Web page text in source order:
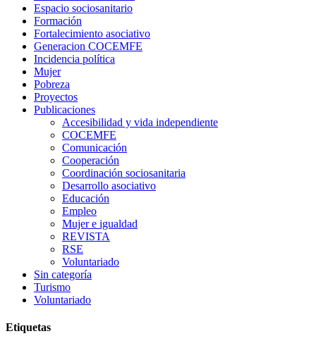
Espacio sociosanitario
Formación
Fortalecimiento asociativo
Generacion COCEMFE
Incidencia política
Mujer
Pobreza
Proyectos
Publicaciones
Accesibilidad y vida independiente
COCEMFE
Comunicación
Cooperación
Coordinación sociosanitaria
Desarrollo asociativo
Educación
Empleo
Mujer e igualdad
REVISTA
RSE
Voluntariado
Sin categoría
Turismo
Voluntariado
Etiquetas